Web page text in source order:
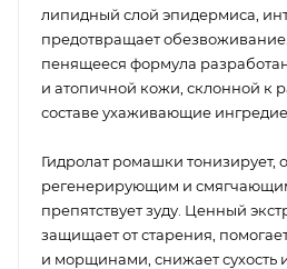
липидный слой эпидермиса,
предотвращает
пенящееся формула
и атопичной кожи, склонной к
составе ухаживающие
Гидролат ромашки тонизирует,
регенерирующим и
препятствует зуду. Ценный
защищает от старения,
и морщинами, снижает сухость